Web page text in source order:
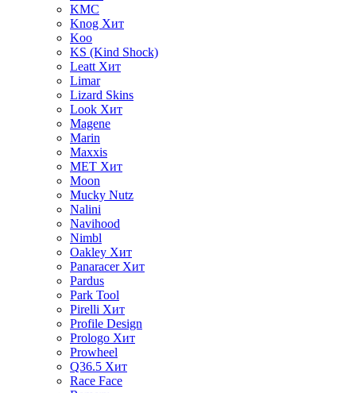
KMC
Knog Хит
Koo
KS (Kind Shock)
Leatt Хит
Limar
Lizard Skins
Look Хит
Magene
Marin
Maxxis
MET Хит
Moon
Mucky Nutz
Nalini
Navihood
Nimbl
Oakley Хит
Panaracer Хит
Pardus
Park Tool
Pirelli Хит
Profile Design
Prologo Хит
Prowheel
Q36.5 Хит
Race Face